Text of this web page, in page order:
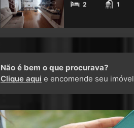
2 1
Não é bem o que procurava?
Clique aqui e encomende seu imóvel